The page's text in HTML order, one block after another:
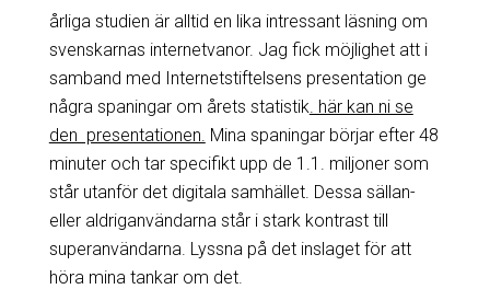
årliga studien är alltid en lika intressant läsning om
svenskarnas internetvanor. Jag fick möjlighet att i
samband med Internetstiftelsens presentation ge
några spaningar om årets statistik . här kan ni se
den presentationen. Mina spaningar börjar efter 48
minuter och tar specifikt upp de 1.1. miljoner som
står utanför det digitala samhället. Dessa sällan-
eller aldriganvändarna står i stark kontrast till
superanvändarna. Lyssna på det inslaget för att
höra mina tankar om det.